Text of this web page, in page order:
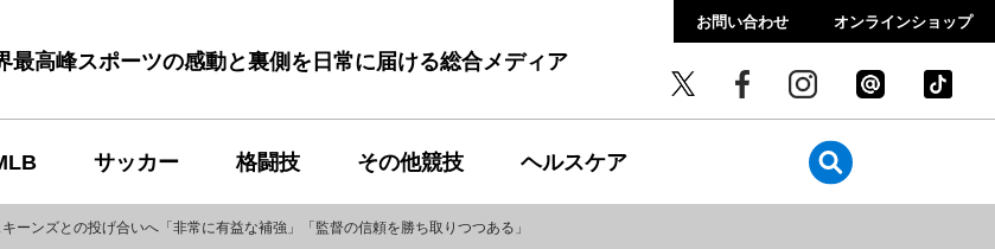
高峰スポーツの感動と裏側を日常に届ける総合メディア
お問い合わせ オンラインショップ
サッカー 格闘技 その他競技 ヘルスケア
ンズとの投げ合いへ「非常に有益な補強」「監督の信頼を勝ち取りつつある」